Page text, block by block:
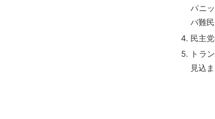
パニ
バ難
民主
トラ
見込